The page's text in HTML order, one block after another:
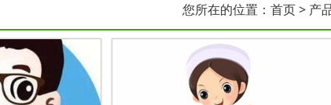
您所在的位置： 首页> 产